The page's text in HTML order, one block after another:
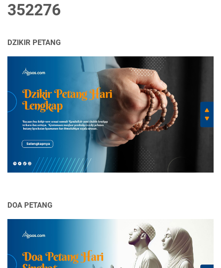
352276
DZIKIR PETANG
DOA PETANG